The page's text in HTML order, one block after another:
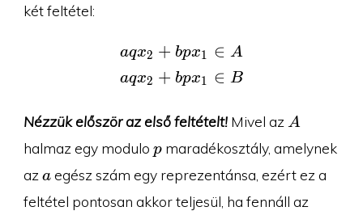
két feltétel:
\begin{aligned}aqx_2
aqx2 + bpx1
aqx2 + bpx1
∈ A
∈ B
Nézzük először az első feltételt!Mivel az A
A
halmaz egy modulo p
pmaradékosztály, amelynek
az a
aegész szám egy reprezentánsa, ezért ez a
feltétel pontosan akkor teljesül, ha fennáll az